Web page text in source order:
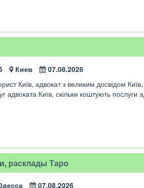
Киев
07.08.2026
Київ, адвокат з великим досвідом Київ,
адвоката Київ, скільки коштують послуги
расклады Таро
07.08.2026